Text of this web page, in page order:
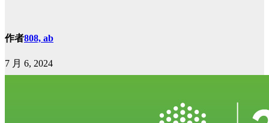
作者808, ab
7 月 6, 2024